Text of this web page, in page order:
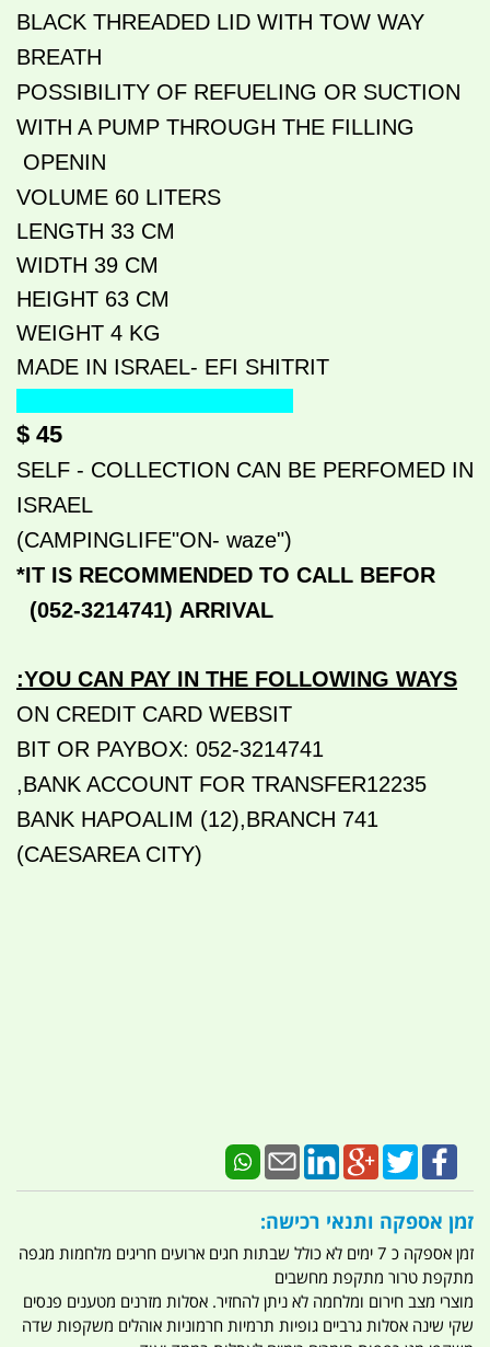
BLACK THREADED LID WITH TOW WAY
BREATH
POSSIBILITY OF REFUELING OR SUCTION
WITH A PUMP THROUGH THE FILLING
OPENIN
VOLUME 60 LITERS
LENGTH 33 CM
WIDTH 39 CM
HEIGHT 63 CM
WEIGHT 4 KG
MADE IN ISRAEL- EFI SHITRIT
45 $
SELF - COLLECTION CAN BE PERFOMED IN
ISRAEL
("CAMPINGLIFE"ON- waze)
*IT IS RECOMMENDED TO CALL BEFOR
ARRIVAL
(052-3214741)
YOU CAN PAY IN THE FOLLOWING WAYS
:
ON CREDIT CARD WEBSIT
BIT OR PAYBOX: 052-3214741
BANK ACCOUNT FOR TRANSFER12235,
BANK HAPOALIM (12),BRANCH 741
(CAESAREA CITY)
זמן אספקה ותנאי רכישה:
זמן אספקה כ 7 ימים לא כולל שבתות חגים ארועים חריגים מלחמות מגפה
מתקפת טרור מתקפת מחשבים
מוצרי מצב חירום ומלחמה לא ניתן להחזיר. אסלות מזרנים מטענים פנסים
שקי שינה אסלות גרביים גופיות תרמיות חרמוניות אוהלים משקפות שדה